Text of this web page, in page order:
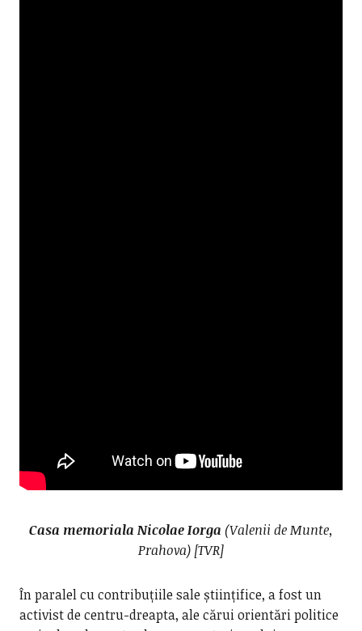
Casa memoriala Nicolae Iorga (Valenii de Munte,
Prahova) [TVR]
În paralel cu contribuțiile sale științifice, a fost un
activist de centru-dreapta, ale cărui orientări politice